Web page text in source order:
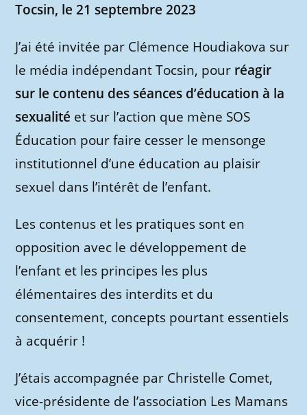
Tocsin, le 21 septembre 2023
J’ai été invitée par Clémence Houdiakova sur
le média indépendant Tocsin, pour réagir
sur le contenu des séances d’éducation à la
sexualité et sur l’action que mène SOS
Éducation pour faire cesser le mensonge
institutionnel d’une éducation au plaisir
sexuel dans l’intérêt de l’enfant.
Les contenus et les pratiques sont en
opposition avec le développement de
l’enfant et les principes les plus
élémentaires des interdits et du
consentement, concepts pourtant essentiels
à acquérir !
J’étais accompagnée par Christelle Comet,
vice-présidente de l’association Les Mamans